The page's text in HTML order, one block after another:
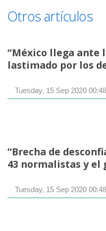
Otros artículos
“México llega ante
lastimado por los
Tuesday, 15 Sep 2020
“Brecha de
43 normalistas y el
Tuesday, 15 Sep 2020